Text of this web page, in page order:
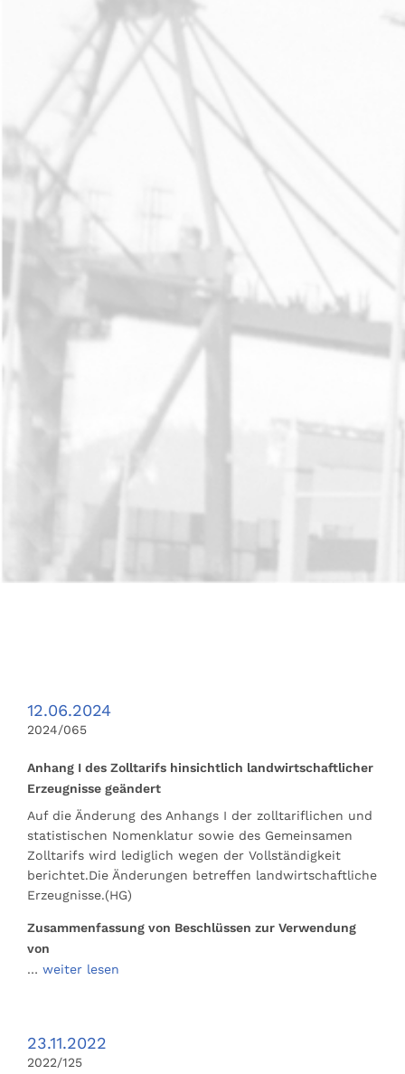
12.06.2024
2024/065
Anhang I des Zolltarifs hinsichtlich landwirtschaftlicher
Erzeugnisse geändert
Auf die Änderung des Anhangs I der zolltariflichen und
statistischen Nomenklatur sowie des Gemeinsamen
Zolltarifs wird lediglich wegen der Vollständigkeit
berichtet.Die Änderungen betreffen landwirtschaftliche
Erzeugnisse.(HG)
Zusammenfassung von Beschlüssen zur Verwendung
von
… weiter lesen
23.11.2022
2022/125